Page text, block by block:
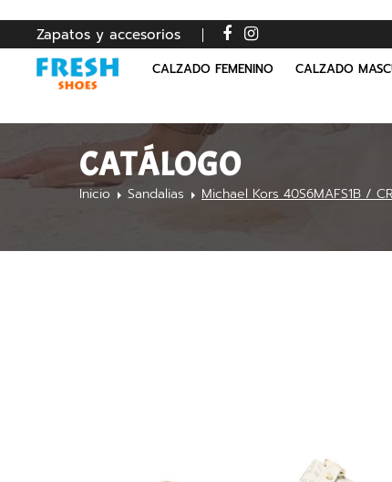
Zapatos y accesorios
CALZADO FEMENINO CALZADO
CATÁLOGO
Inicio Sandalias Michael Kors 40S6MAFS1B /